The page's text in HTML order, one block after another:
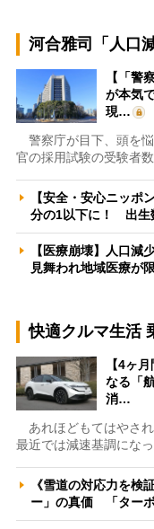
河合雅司「人口
【「警
が本気
現…
警察庁が目下、頭を
官の採用試験の受験者
【安全・安心ニッポ
分の1以下に！ 出生
【医療崩壊】人口減
見舞われ地域医療
快適クルマ生活
【4ヶ
なる「
消…
あれほどもてはやされ
最近では減速基調にな
《雪道の対応力を検
ー」の真価 「ター